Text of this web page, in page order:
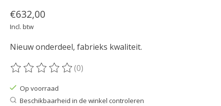
€632,00
Incl. btw
Nieuw onderdeel, fabrieks kwaliteit.
De beoordeling van dit product is
(0)
Op voorraad
Beschikbaarheid in de winkel controleren